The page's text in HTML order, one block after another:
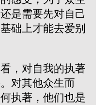
是需要先对自己
础上才能去爱别
，对自我的执著
对其他众生而
执著，他们也是